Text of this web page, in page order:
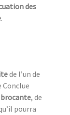
des
.
de l’un de
Conclue
brocante, de
pourra